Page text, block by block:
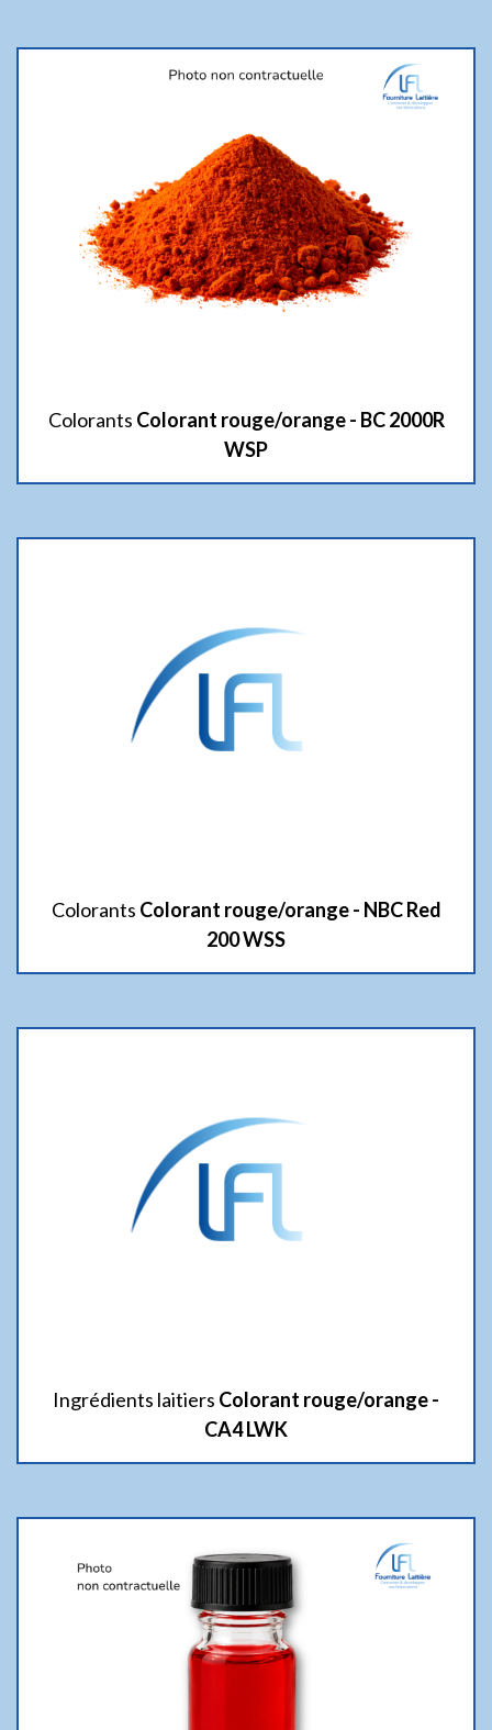
Colorants Colorant rouge/orange - BC 2000R
WSP
Colorants Colorant rouge/orange - NBC Red
200 WSS
Ingrédients laitiers Colorant rouge/orange -
CA4 LWK